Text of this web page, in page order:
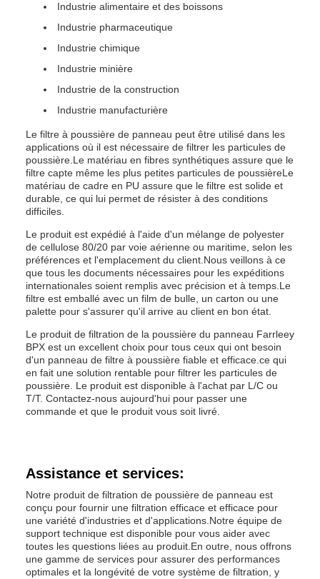
Industrie alimentaire et des boissons
Industrie pharmaceutique
Industrie chimique
Industrie minière
Industrie de la construction
Industrie manufacturière
Le filtre à poussière de panneau peut être utilisé dans les
applications où il est nécessaire de filtrer les particules de
poussière.Le matériau en fibres synthétiques assure que le
filtre capte même les plus petites particules de poussièreLe
matériau de cadre en PU assure que le filtre est solide et
durable, ce qui lui permet de résister à des conditions
difficiles.
Le produit est expédié à l'aide d'un mélange de polyester
de cellulose 80/20 par voie aérienne ou maritime, selon les
préférences et l'emplacement du client.Nous veillons à ce
que tous les documents nécessaires pour les expéditions
internationales soient remplis avec précision et à temps.Le
filtre est emballé avec un film de bulle, un carton ou une
palette pour s'assurer qu'il arrive au client en bon état.
Le produit de filtration de la poussière du panneau Farrleey
BPX est un excellent choix pour tous ceux qui ont besoin
d'un panneau de filtre à poussière fiable et efficace.ce qui
en fait une solution rentable pour filtrer les particules de
poussière. Le produit est disponible à l'achat par L/C ou
T/T. Contactez-nous aujourd'hui pour passer une
commande et que le produit vous soit livré.
Assistance et services:
Notre produit de filtration de poussière de panneau est
conçu pour fournir une filtration efficace et efficace pour
une variété d'industries et d'applications.Notre équipe de
support technique est disponible pour vous aider avec
toutes les questions liées au produit.En outre, nous offrons
une gamme de services pour assurer des performances
optimales et la longévité de votre système de filtration, y